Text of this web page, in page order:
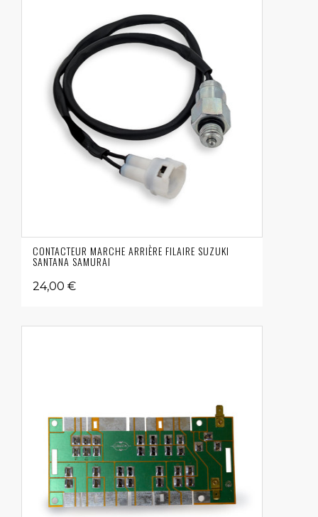
CONTACTEUR MARCHE ARRIÈRE FILAIRE SUZUKI
SANTANA SAMURAI
24,00 €